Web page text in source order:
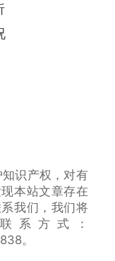
识产权，对有
本站文章存在
我们，我们将
系方式：
。